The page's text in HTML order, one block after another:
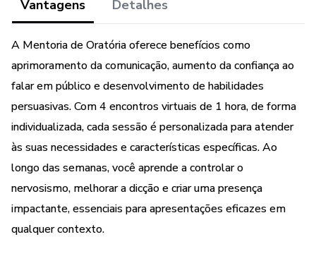
do curso é sua principal vantagem: os encontros são
possibilitando que você trabalhe as áreas específicas que
mais demandam atenção.
O Método C.A.R.P. se baseia em 4 pilares fundamentais
que são trabalhados de forma progressiva:
C (Comunicação com Clareza): Aprender a transmitir suas
ideias de forma clara e objetiva, garantindo que sua
mensagem seja compreendida por qualquer público.
A (Ação): Desenvolver a habilidade de agir de forma
Vantagens Detalhes
A Mentoria de Oratória oferece benefícios como
aprimoramento da comunicação, aumento da confiança ao
falar em público e desenvolvimento de habilidades
persuasivas. Com 4 encontros virtuais de 1 hora, de forma
individualizada, cada sessão é personalizada para atender
às suas necessidades e características específicas. Ao
longo das semanas, você aprende a controlar o
nervosismo, melhorar a dicção e criar uma presença
impactante, essenciais para apresentações eficazes em
qualquer contexto.